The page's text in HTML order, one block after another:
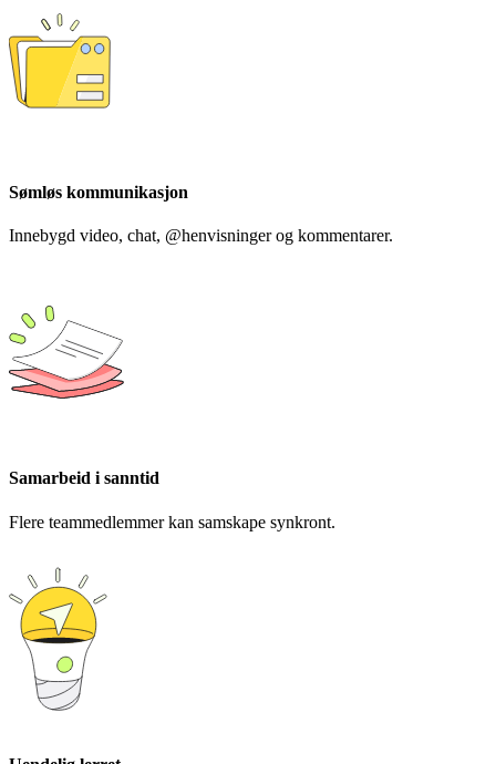
Sømløs kommunikasjon
Innebygd video, chat, @henvisninger og kommentarer.
Samarbeid i sanntid
Flere teammedlemmer kan samskape synkront.